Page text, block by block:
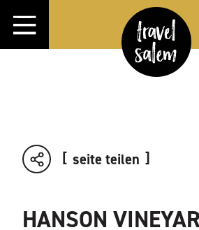
Zum Inhalt springen
seite teilen
HANSON